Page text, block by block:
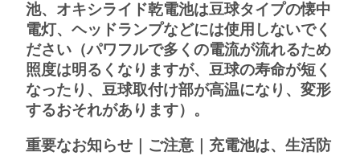
池、オキシライド乾電池は豆球タイプの懐中
電灯、ヘッドランプなどには使用しないでく
ださい（パワフルで多くの電流が流れるため
照度は明るくなりますが、豆球の寿命が短く
なったり、豆球取付け部が高温になり、変形
するおそれがあります）。
重要なお知らせ｜ご注意｜充電池は、生活防